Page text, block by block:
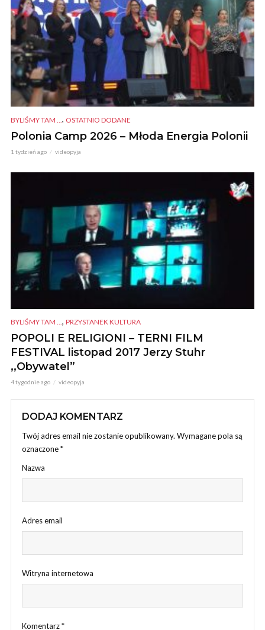
BYLIŚMY TAM ... , OSTATNIO DODANE
Polonia Camp 2026 – Młoda Energia Polonii
1 tydzień ago videopyja
BYLIŚMY TAM ..., PRZYSTANEK KULTURA
POPOLI E RELIGIONI – TERNI FILM
FESTIVAL listopad 2017 Jerzy Stuhr
,,Obywatel”
4 tygodnie ago videopyja
DODAJ KOMENTARZ
Twój adres email nie zostanie opublikowany. Wymagane pola są
oznaczone*
Nazwa
Adres email
Witryna internetowa
Komentarz*